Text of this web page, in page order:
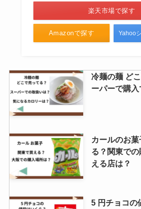
Amazonで探す
楽天市場で探す
Yahoo
冷麺の麺 ど
ーパーで購入
カールのお
る？関東で
える店は？
5 円チョコの